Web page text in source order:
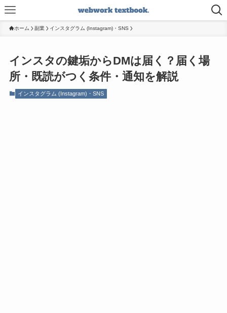
ホーム 副業 インスタグラム (Instagram)・SNS
インスタの鍵垢からDMは届く？届く場
所・既読がつく条件・通知を解説
インスタグラム (Instagram)・SNS